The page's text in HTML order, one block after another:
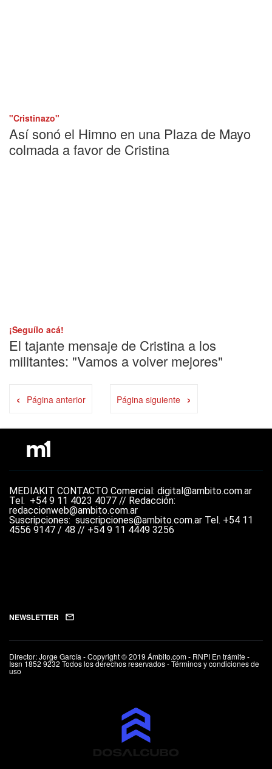
"Cristinazo"
Así sonó el Himno en una Plaza de Mayo
colmada a favor de Cristina
¡Seguílo acá!
El tajante mensaje de Cristina a los
militantes: "Vamos a volver mejores"
‹ Página anterior Página siguiente ›
MEDIAKIT CONTACTO Comercial: digital@ambito.com.ar
Tel. +54 9 11 4023 4077 // Redacción:
redaccionweb@ambito.com.ar
Suscripciones: suscripciones@ambito.com.ar Tel. +54 11
4556 9147 / 48 // +54 9 11 4449 3256
NEWSLETTER
Director: Jorge García - Copyright © 2019 Ámbito.com - RNPI En trámite -
Issn 1852 9232 Todos los derechos reservados - Términos y condiciones de
uso